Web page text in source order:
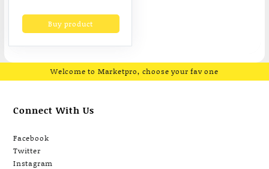
ขาว (F9X6WH)
Buy product
Welcome to Marketpro, choose your fav one
Connect With Us
Facebook
Twitter
Instagram